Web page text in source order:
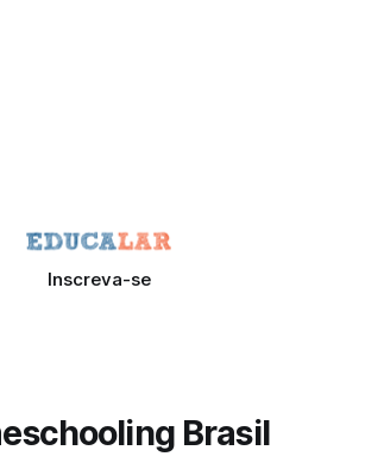
Inscreva-se
Brasil